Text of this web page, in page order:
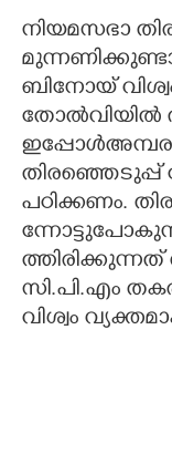
നിയമസഭാ
ബിനോയ്
തോൽവിയിൽ
തിരഞ്ഞെടുപ്പ്
പഠിക്കണം.
ന്നോ​ട്ടു​പോ​കു​ന്ന​
സി.​പി.​എം​
വിശ്വം